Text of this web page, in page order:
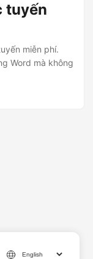
tuyến
miễn phí.
Word mà không